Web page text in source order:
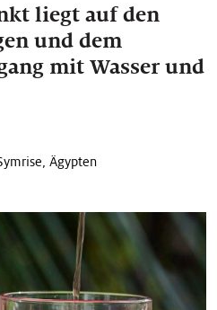
liegt auf den
und dem
mit Wasser und
Ägypten